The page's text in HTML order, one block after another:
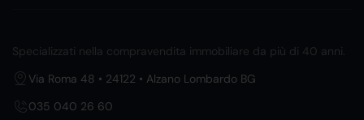
Specializzati nella compravendita immobiliare da più di 40 anni.
Via Roma 48 • 24122 • Alzano Lombardo BG
035 040 26 60